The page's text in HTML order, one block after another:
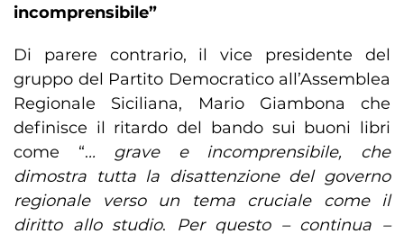
incomprensibile”
Di parere contrario, il vice presidente del
gruppo del Partito Democratico all’Assemblea
Regionale Siciliana, Mario Giambona che
definisce il ritardo del bando sui buoni libri
come “... grave e incomprensibile, che
dimostra tutta la disattenzione del governo
regionale verso un tema cruciale come il
diritto allo studio.
Per questo – continua –